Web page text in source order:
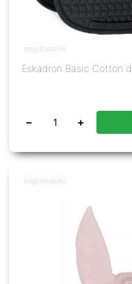
Eskadron Basic Cotton
− +